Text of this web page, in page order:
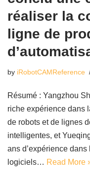
réaliser la
ligne de
by iRobotCAMReference
Résumé : Yangzhou
riche expérience dans
de robots et de lignes
intelligentes, et
ans d’expérience
logiciels… Read More